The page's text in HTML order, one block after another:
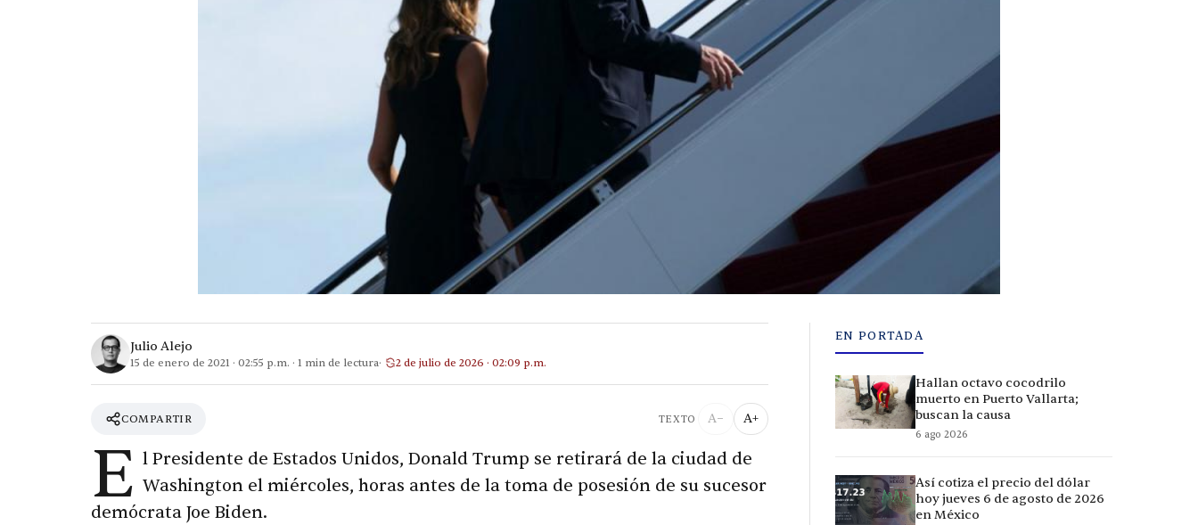
Julio Alejo
15 de enero de 2021 · 02:55 p.m. · 1 min de lectura 2 de julio de 2026 · 02:09 p.m.
COMPARTIR TEXTO A− A+
E l Presidente de Estados Unidos, Donald Trump se retirará de la ciudad de
Washington el miércoles, horas antes de la toma de posesión de su sucesor
demócrata Joe Biden.
EN PORTADA
Hallan octavo cocodrilo
muerto en Puerto Vallarta;
buscan la causa
6 ago 2026
Así cotiza el precio del dólar
hoy jueves 6 de agosto de 2026
en México